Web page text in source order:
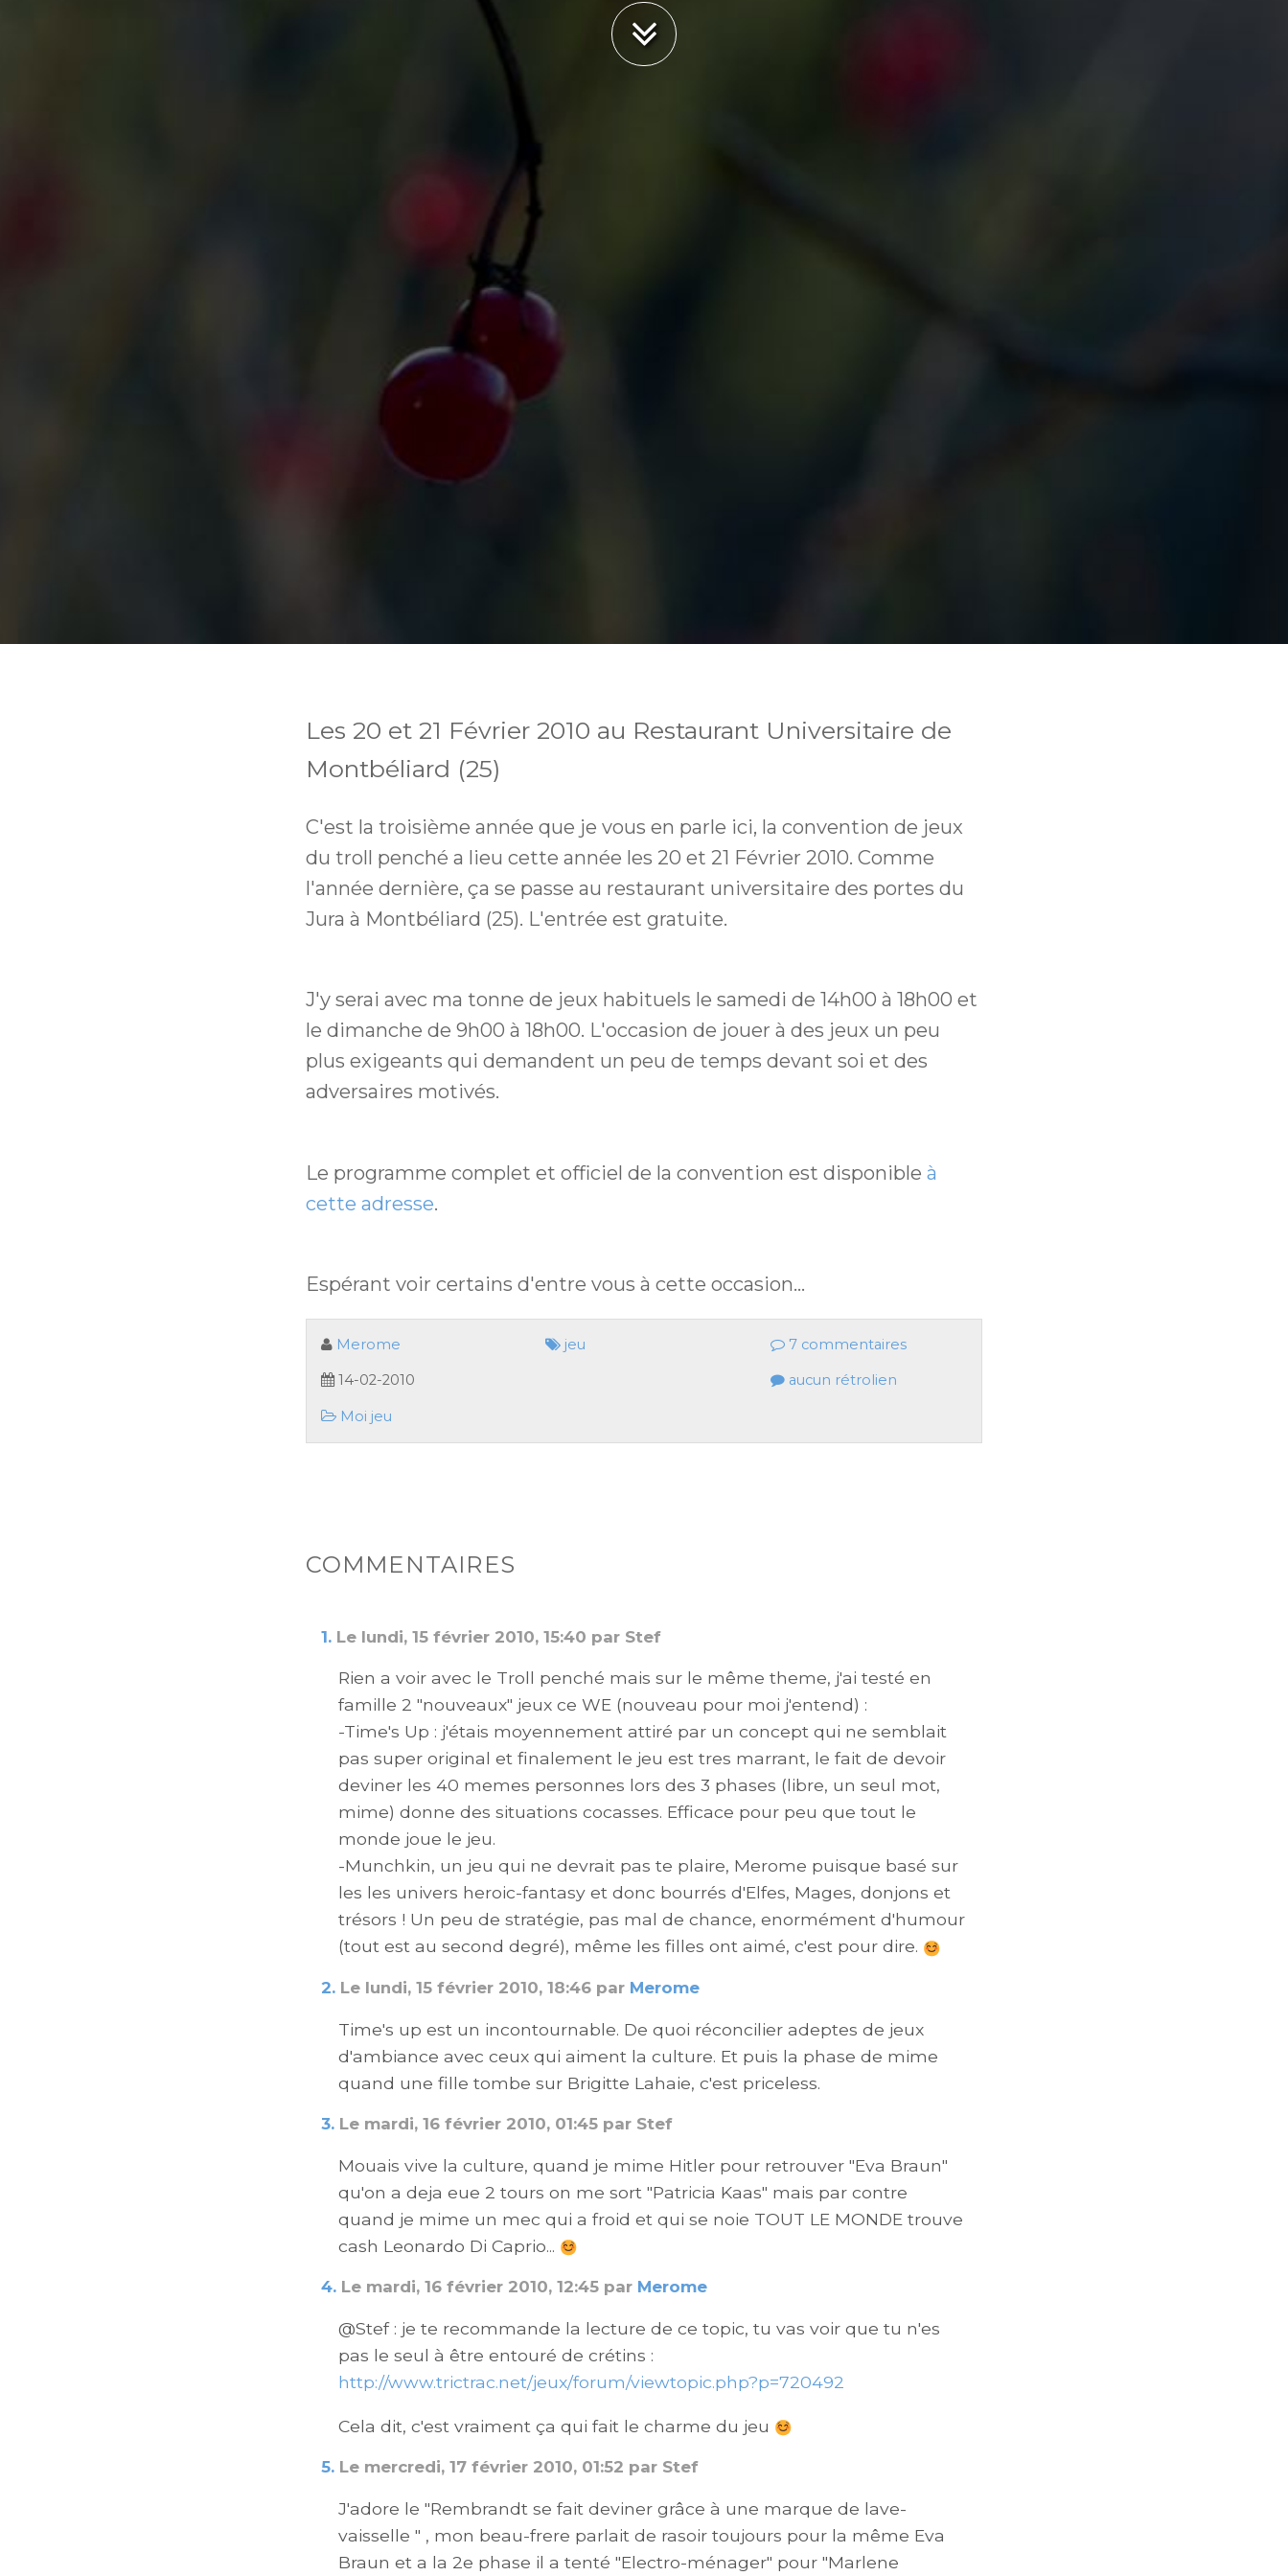
Les 20 et 21 Février 2010 au Restaurant Universitaire de
Montbéliard (25)
C'est la troisième année que je vous en parle ici, la convention de jeux
du troll penché a lieu cette année les 20 et 21 Février 2010. Comme
l'année dernière, ça se passe au restaurant universitaire des portes du
Jura à Montbéliard (25). L'entrée est gratuite.
J'y serai avec ma tonne de jeux habituels le samedi de 14h00 à 18h00 et
le dimanche de 9h00 à 18h00. L'occasion de jouer à des jeux un peu
plus exigeants qui demandent un peu de temps devant soi et des
adversaires motivés.
Le programme complet et officiel de la convention est disponible à
cette adresse.
Espérant voir certains d'entre vous à cette occasion...
Merome
14-02-2010
Moi jeu
jeu 7 commentaires
aucun rétrolien
COMMENTAIRES
1. Le lundi, 15 février 2010, 15:40 par Stef
Rien a voir avec le Troll penché mais sur le même theme, j'ai testé en
famille 2 "nouveaux" jeux ce WE (nouveau pour moi j'entend) :
-Time's Up : j'étais moyennement attiré par un concept qui ne semblait
pas super original et finalement le jeu est tres marrant, le fait de devoir
deviner les 40 memes personnes lors des 3 phases (libre, un seul mot,
mime) donne des situations cocasses. Efficace pour peu que tout le
monde joue le jeu.
-Munchkin, un jeu qui ne devrait pas te plaire, Merome puisque basé sur
les les univers heroic-fantasy et donc bourrés d'Elfes, Mages, donjons et
trésors ! Un peu de stratégie, pas mal de chance, enormément d'humour
(tout est au second degré), même les filles ont aimé, c'est pour dire.
2. Le lundi, 15 février 2010, 18:46 par Merome
Time's up est un incontournable. De quoi réconcilier adeptes de jeux
d'ambiance avec ceux qui aiment la culture. Et puis la phase de mime
quand une fille tombe sur Brigitte Lahaie, c'est priceless.
3. Le mardi, 16 février 2010, 01:45 par Stef
Mouais vive la culture, quand je mime Hitler pour retrouver "Eva Braun"
qu'on a deja eue 2 tours on me sort "Patricia Kaas" mais par contre
quand je mime un mec qui a froid et qui se noie TOUT LE MONDE trouve
cash Leonardo Di Caprio...
4. Le mardi, 16 février 2010, 12:45 par Merome
@Stef : je te recommande la lecture de ce topic, tu vas voir que tu n'es
pas le seul à être entouré de crétins :
http://www.trictrac.net/jeux/forum/viewtopic.php?p=720492
Cela dit, c'est vraiment ça qui fait le charme du jeu
5. Le mercredi, 17 février 2010, 01:52 par Stef
J'adore le "Rembrandt se fait deviner grâce à une marque de lave-
vaisselle " , mon beau-frere parlait de rasoir toujours pour la même Eva
Braun et a la 2e phase il a tenté "Electro-ménager" pour "Marlene